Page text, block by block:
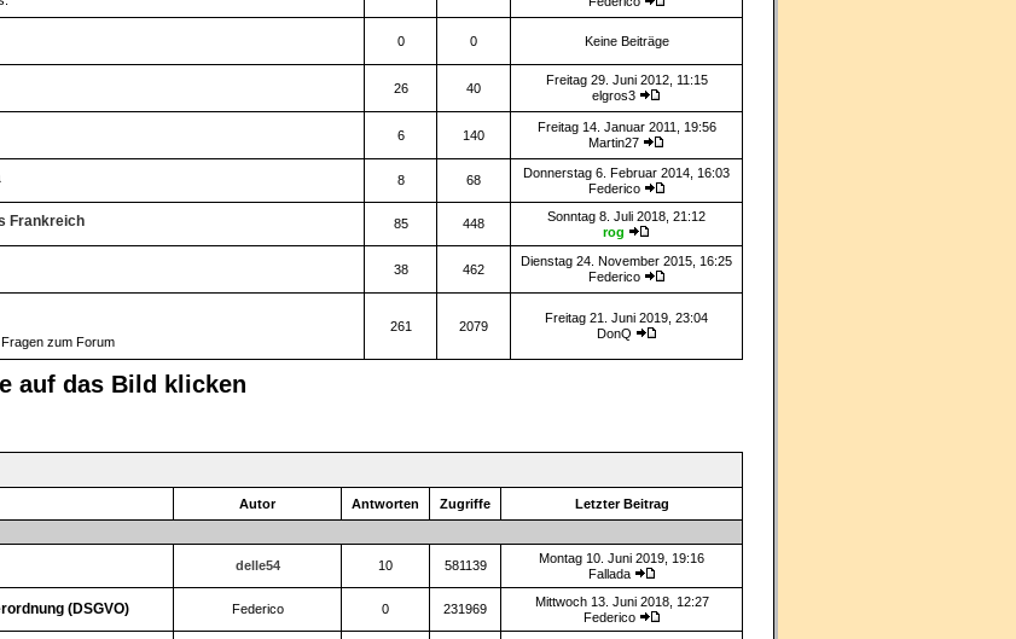
0 0 Keine Beiträge
26 40
Freitag 29. Juni 2012, 11:15
elgros3
6 140
Freitag 14. Januar 2011, 19:56
Martin27
8 68
Donnerstag 6. Februar 2014, 16:03
Federico
Frankreich 85 448
Sonntag 8. Juli 2018, 21:12
rog
38 462
Dienstag 24. November 2015, 16:25
Federico
Fragen zum Forum
261 2079
Freitag 21. Juni 2019, 23:04
DonQ
auf das Bild klicken
Autor Antworten Zugriffe Letzter Beitrag
delle54 10 581139
Montag 10. Juni 2019, 19:16
Fallada
(DSGVO) Federico 0 231969
Mittwoch 13. Juni 2018, 12:27
Federico